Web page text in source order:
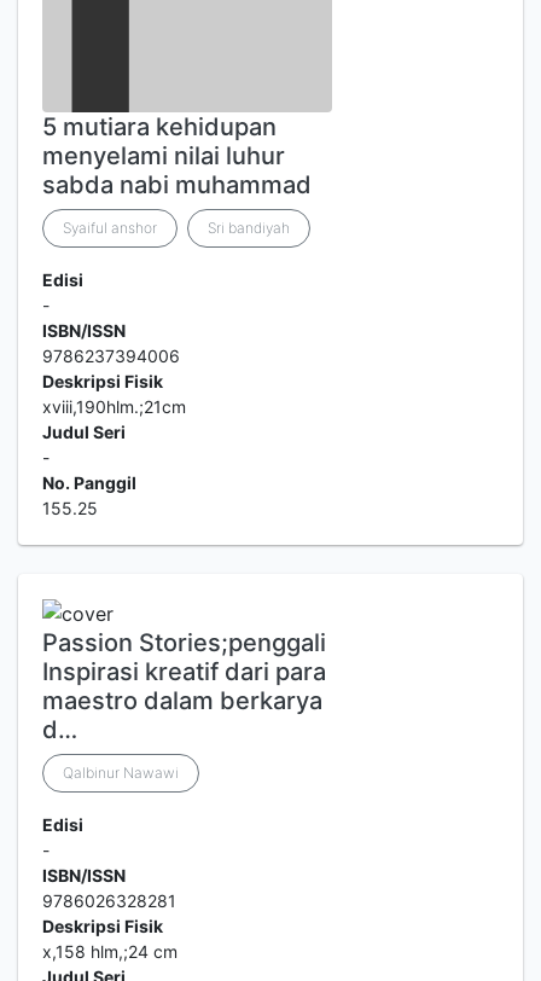
5 mutiara kehidupan
menyelami nilai luhur
sabda nabi muhammad
Syaiful anshor Sri bandiyah
Edisi
-
ISBN/ISSN
9786237394006
Deskripsi Fisik
xviii,190hlm.;21cm
Judul Seri
-
No. Panggil
155.25
Passion Stories;penggali
Inspirasi kreatif dari para
maestro dalam berkarya
d…
Qalbinur Nawawi
Edisi
-
ISBN/ISSN
9786026328281
Deskripsi Fisik
x,158 hlm,;24 cm